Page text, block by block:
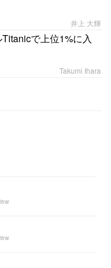
井上 大輝
で上位1%に入
Takumi Ihara